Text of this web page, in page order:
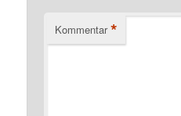
Kommentar *